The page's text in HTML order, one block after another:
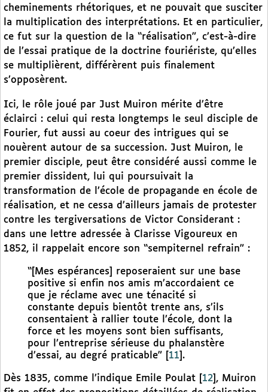
cheminements rhétoriques, et ne pouvait que susciter
la multiplication des interprétations. Et en particulier,
ce fut sur la question de la “réalisation”, c’est-à-dire
de l’essai pratique de la doctrine fouriériste, qu’elles
se multiplièrent, différèrent puis finalement
s’opposèrent.
Ici, le rôle joué par Just Muiron mérite d’être
éclairci : celui qui resta longtemps le seul disciple de
Fourier, fut aussi au coeur des intrigues qui se
nouèrent autour de sa succession. Just Muiron, le
premier disciple, peut être considéré aussi comme le
premier dissident, lui qui poursuivait la
transformation de l’école de propagande en école de
réalisation, et ne cessa d’ailleurs jamais de protester
contre les tergiversations de Victor Considerant :
dans une lettre adressée à Clarisse Vigoureux en
1852, il rappelait encore son “sempiternel refrain” :
“[Mes espérances] reposeraient sur une base
positive si enfin nos amis m’accordaient ce
que je réclame avec une ténacité si
constante depuis bientôt trente ans, s’ils
consentaient à rallier toute l’école, dont la
force et les moyens sont bien suffisants,
pour l’entreprise sérieuse du phalanstère
d’essai, au degré praticable”
11 .
Dès 1835, comme l’indique Emile Poulat 12 , Muiron